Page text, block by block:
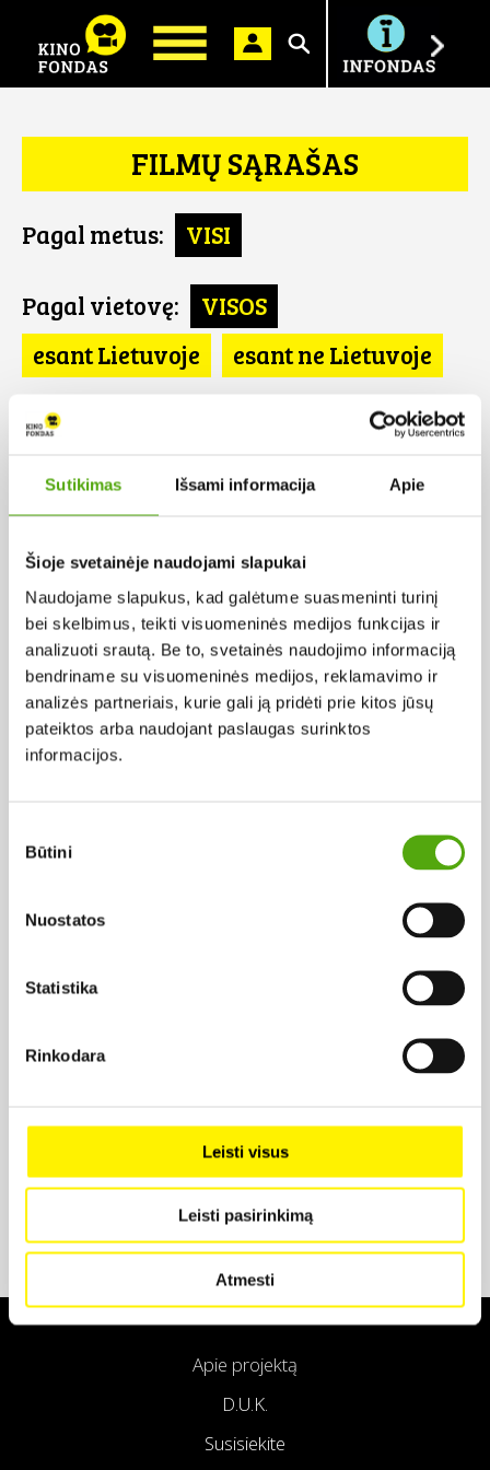
Sutikimas Išsami informacija Apie
Šioje svetainėje naudojami slapukai
Naudojame slapukus, kad galėtume suasmeninti turinį
bei skelbimus, teikti visuomeninės medijos funkcijas ir
analizuoti srautą. Be to, svetainės naudojimo informaciją
bendriname su visuomeninės medijos, reklamavimo ir
analizės partneriais, kurie gali ją pridėti prie kitos jūsų
pateiktos arba naudojant paslaugas surinktos
informacijos.
pasirinkimas
Būtini
Nuostatos
Statistika
Rinkodara
Leisti visus
Leisti pasirinkimą
Atmesti
Ieškoti
FILMŲ SĄRAŠAS
Pagal metus: VISI
Pagal vietovę:
VISOS
esant Lietuvoje
esant ne Lietuvoje
Pagal šalį:
Gruzija
Pagal abėcėlę:
Rezultatų nerasta...
Apie projektą
D.U.K.
Susisiekite